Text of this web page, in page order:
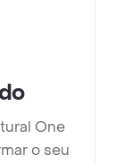
One
o seu